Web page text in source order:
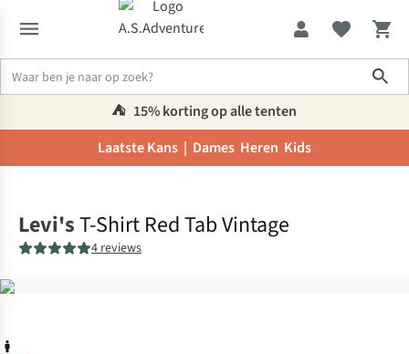
⛺️ 15% korting op alle tenten
Laatste Kans | Dames Heren Kids
Levi'sT-Shirt Red Tab Vintage
4 reviews